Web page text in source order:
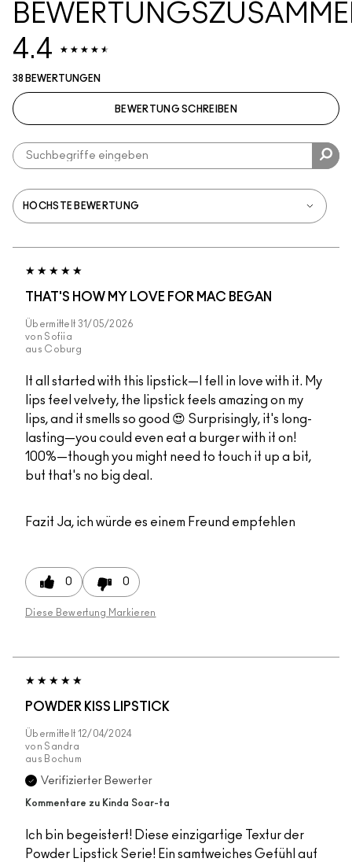
4.4
38 BEWERTUNGEN
BEWERTUNG SCHREIBEN
THAT'S HOW MY LOVE FOR MAC BEGAN
Übermittelt 31/05/2026
von Sofiia
aus Coburg
It all started with this lipstick—I fell in love with it. My
lips feel velvety, the lipstick feels amazing on my
lips, and it smells so good 😍 Surprisingly, it's long-
lasting—you could even eat a burger with it on!
100%—though you might need to touch it up a bit,
but that's no big deal.
Fazit Ja, ich würde es einem Freund empfehlen
0 0
Diese Bewertung Markieren
POWDER KISS LIPSTICK
Übermittelt 12/04/2024
von Sandra
aus Bochum
Verifizierter Bewerter
Kommentare zu Kinda Soar-ta
Ich bin begeistert! Diese einzigartige Textur der
Powder Lipstick Serie! Ein samtweiches Gefühl auf